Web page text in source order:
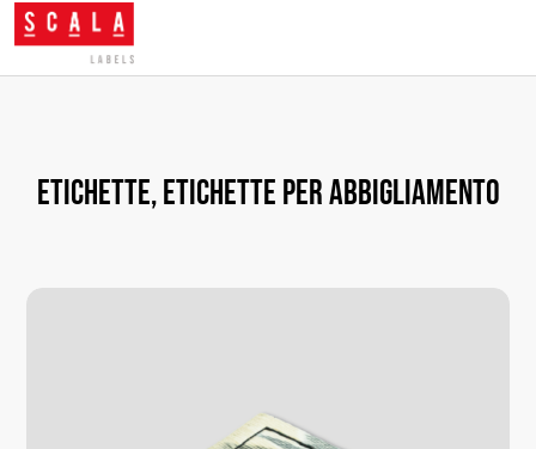
Etichette, etichette per abbigliamento